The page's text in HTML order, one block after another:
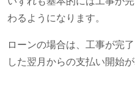
わるようになります。
ローンの場合は、工事が完
した翌月からの支払い開始が